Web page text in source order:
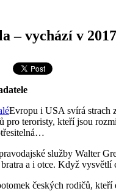
– vychází v
Evropu i USA svírá strach
pro teroristy, kteří jsou
služby Walter
a i otce. Když vysvětlí
českých rodičů, kteří